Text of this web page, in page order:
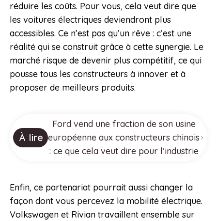
réduire les coûts. Pour vous, cela veut dire que
les voitures électriques deviendront plus
accessibles. Ce n’est pas qu’un rêve : c’est une
réalité qui se construit grâce à cette synergie. Le
marché risque de devenir plus compétitif, ce qui
pousse tous les constructeurs à innover et à
proposer de meilleurs produits.
À lire
Ford vend une fraction de son usine
européenne aux constructeurs chinois
: ce que cela veut dire pour l’industrie
Enfin, ce partenariat pourrait aussi changer la
façon dont vous percevez la mobilité électrique.
Volkswagen et Rivian travaillent ensemble sur